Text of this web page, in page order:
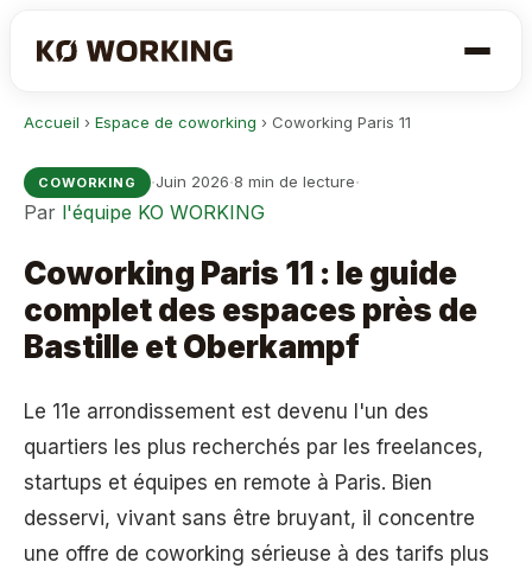
Accueil › Espace de coworking › Coworking Paris 11
COWORKING ·Juin 2026·8 min de lecture·
Par l'équipe KO WORKING
Coworking Paris 11 : le guide
complet des espaces près de
Bastille et Oberkampf
Le 11e arrondissement est devenu l'un des
quartiers les plus recherchés par les freelances,
startups et équipes en remote à Paris. Bien
desservi, vivant sans être bruyant, il concentre
une offre de coworking sérieuse à des tarifs plus